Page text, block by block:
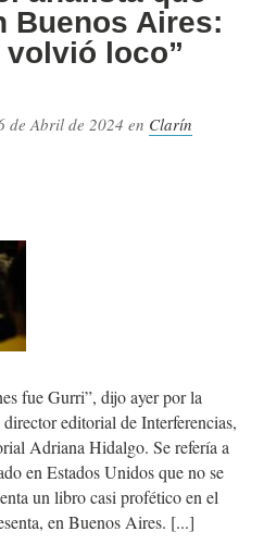
Buenos Aires:
volvió loco”
de Abril de 2024 en Clarín
fue Gurri”, dijo ayer por la
editorial de Interferencias,
Adriana Hidalgo. Se refería a
en Estados Unidos que no se
un libro casi profético en el
en Buenos Aires.